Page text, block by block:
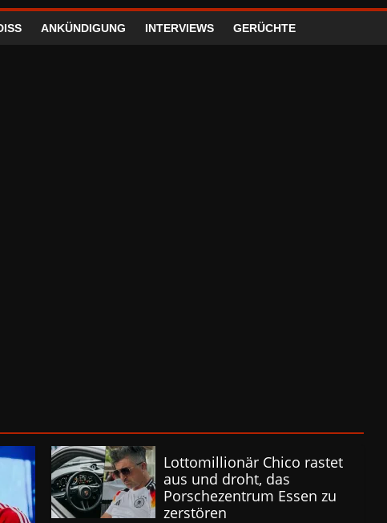
ANKÜNDIGUNG INTERVIEWS GERÜCHTE
Lottomillionär Chico rastet
aus und droht, das
Porschezentrum Essen zu
zerstören